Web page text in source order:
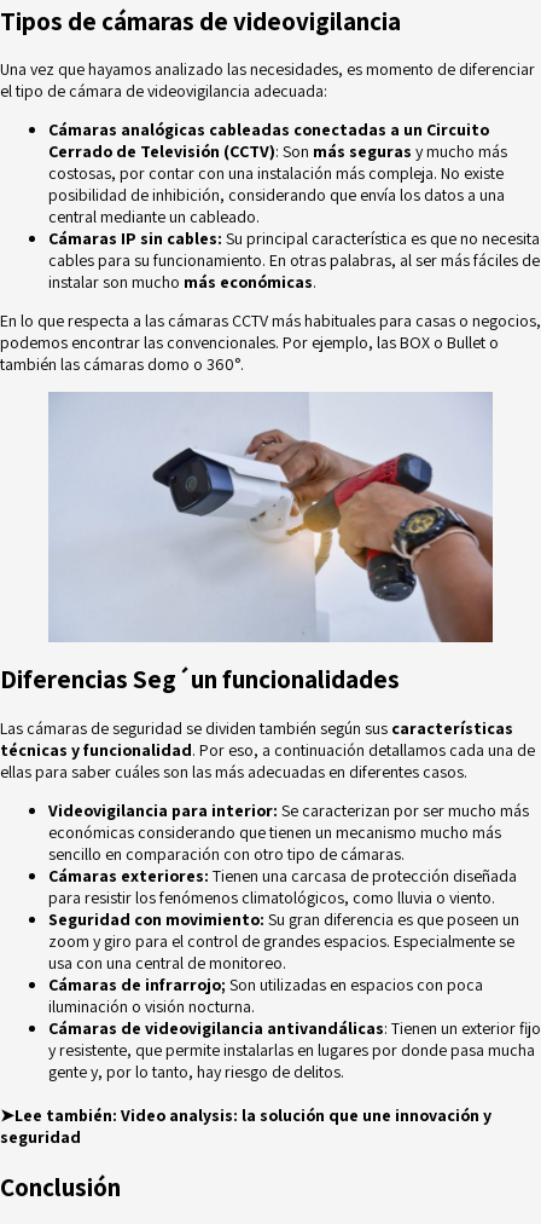
Tipos de cámaras de videovigilancia
Una vez que hayamos analizado las necesidades, es momento de diferenciar
el tipo de cámara de videovigilancia adecuada:
Cámaras analógicas cableadas conectadas a un Circuito
Cerrado de Televisión (CCTV): Son más seguras y mucho más
costosas, por contar con una instalación más compleja. No existe
posibilidad de inhibición, considerando que envía los datos a una
central mediante un cableado.
Cámaras IP sin cables: Su principal característica es que no necesita
cables para su funcionamiento. En otras palabras, al ser más fáciles de
instalar son mucho más económicas.
En lo que respecta a las cámaras CCTV más habituales para casas o negocios,
podemos encontrar las convencionales. Por ejemplo, las BOX o Bullet o
también las cámaras domo o 360°.
Diferencias Seg´un funcionalidades
Las cámaras de seguridad se dividen también según sus características
técnicas y funcionalidad. Por eso, a continuación detallamos cada una de
ellas para saber cuáles son las más adecuadas en diferentes casos.
Videovigilancia para interior: Se caracterizan por ser mucho más
económicas considerando que tienen un mecanismo mucho más
sencillo en comparación con otro tipo de cámaras.
Cámaras exteriores: Tienen una carcasa de protección diseñada
para resistir los fenómenos climatológicos, como lluvia o viento.
Seguridad con movimiento: Su gran diferencia es que poseen un
zoom y giro para el control de grandes espacios. Especialmente se
usa con una central de monitoreo.
Cámaras de infrarrojo; Son utilizadas en espacios con poca
iluminación o visión nocturna.
Cámaras de videovigilancia antivandálicas: Tienen un exterior fijo
y resistente, que permite instalarlas en lugares por donde pasa mucha
gente y, por lo tanto, hay riesgo de delitos.
➤Lee también: Video analysis: la solución que une innovación y
seguridad
Conclusión